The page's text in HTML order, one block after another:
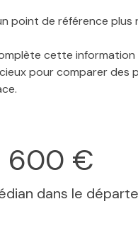
point de référence plus
cette
pour comparer
600 €
dans le